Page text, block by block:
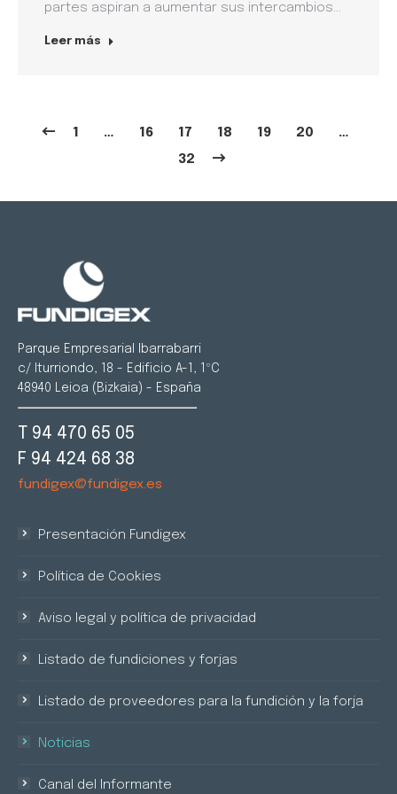
partes aspiran a aumentar sus intercambios…
Leer más
1 … 16 17 18 19 20
…
32
Parque Empresarial Ibarrabarri
c/ Iturriondo, 18 - Edificio A-1, 1ºC
48940 Leioa (Bizkaia) - España
T 94 470 65 05
F 94 424 68 38
fundigex@fundigex.es
Presentación Fundigex
Política de Cookies
Aviso legal y política de privacidad
Listado de fundiciones y forjas
Listado de proveedores para la fundición y la forja
Noticias
Canal del Informante